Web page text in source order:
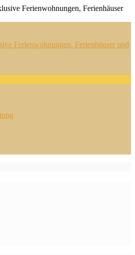
Ferienwohnungen, Ferienhäuser und